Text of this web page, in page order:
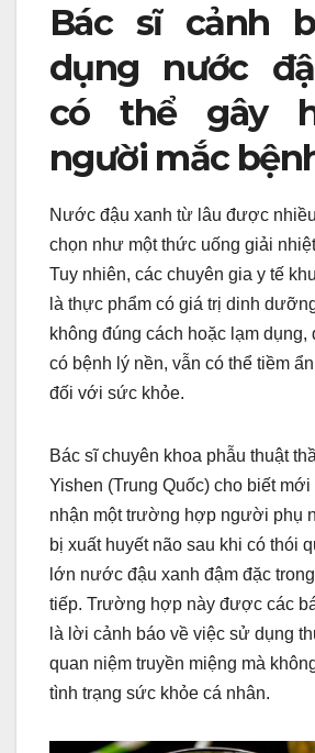
Bác sĩ cảnh
dụng nước
có thể gây
người mắc
Nước đậu xanh từ lâu được
chọn như một thức uống giải
Tuy nhiên, các chuyên gia y tế
là thực phẩm có giá trị dinh
không đúng cách hoặc lạm
có bệnh lý nền, vẫn có thể tiềm
đối với sức khỏe.
Bác sĩ chuyên khoa phẫu thuật
Yishen (Trung Quốc) cho biết
nhận một trường hợp người phụ
bị xuất huyết não sau khi có thói
lớn nước đậu xanh đậm đặc
tiếp. Trường hợp này được các
là lời cảnh báo về việc sử dụng
quan niệm truyền miệng mà
tình trạng sức khỏe cá nhân.